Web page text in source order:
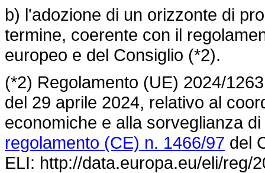
b) l'adozione di un orizzonte di
termine, coerente con il
europeo e del Consiglio (*2).
(*2) Regolamento (UE) 2024/1263
del 29 aprile 2024, relativo al
economiche e alla sorveglianza
regolamento (CE) n. 1466/97 del
ELI: http://data.europa.eu/eli/reg/